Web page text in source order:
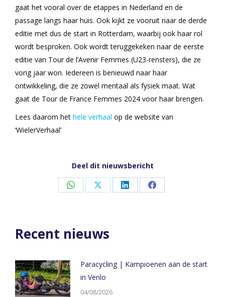
gaat het vooral over de etappes in Nederland en de
passage langs haar huis. Ook kijkt ze vooruit naar de derde
editie met dus de start in Rotterdam, waarbij ook haar rol
wordt besproken. Ook wordt teruggekeken naar de eerste
editie van Tour de l’Avenir Femmes (U23-rensters), die ze
vorig jaar won. Iedereen is benieuwd naar haar
ontwikkeling, die ze zowel mentaal als fysiek maat. Wat
gaat de Tour de France Femmes 2024 voor haar brengen.
Lees daarom het hele verhaal op de website van
‘WielerVerhaal’
Deel dit nieuwsbericht
Share Share Share Share
Recent nieuws
Paracycling | Kampioenen aan de start
in Venlo
04/08/2026